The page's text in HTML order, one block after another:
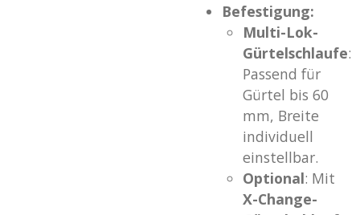
Befestigung:
Multi-Lok-
Gürtelschlaufe:
Passend für
Gürtel bis 60
mm, Breite
individuell
einstellbar.
Optional: Mit
X-Change-